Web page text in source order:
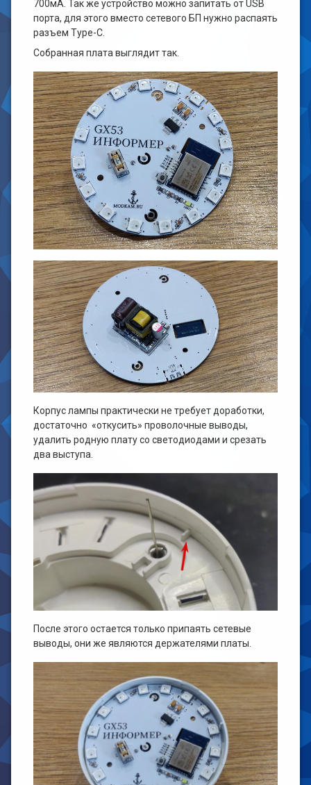
700мА. Так же устройство можно запитать от USB
порта, для этого вместо сетевого БП нужно распаять
разъем Type-C.
Собранная плата выглядит так.
Корпус лампы практически не требует доработки,
достаточно «откусить» проволочные выводы,
удалить родную плату со светодиодами и срезать
два выступа.
После этого остается только припаять сетевые
выводы, они же являются держателями платы.